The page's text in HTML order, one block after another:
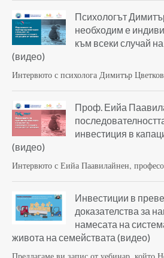
Психологът
необходим е
към всеки случай
(видео)
Интервюто с психолога Димитър Цветков
Проф. Еийа
инвестиция в
(видео)
Интервюто с Еийа Паавилайнен,
Инвестиции в
доказателства за
намесата на
живота на семействата (видео)
Предлагаме ви запис от уебинар, който